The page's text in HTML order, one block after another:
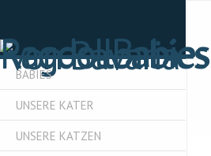
BABIES
UNSERE KATER
UNSERE KATZEN